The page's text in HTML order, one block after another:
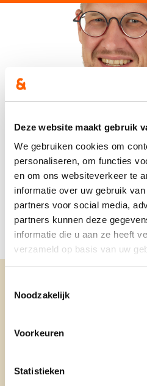
Deze website maakt gebruik
We gebruiken cookies om
personaliseren, om functies
en om ons websiteverkeer te
informatie over uw gebruik
partners voor social media,
partners kunnen deze
informatie die u aan ze heeft
verzameld op basis van uw
Noodzakelijk
Voorkeuren
Statistieken
Wat is jouw favoriete